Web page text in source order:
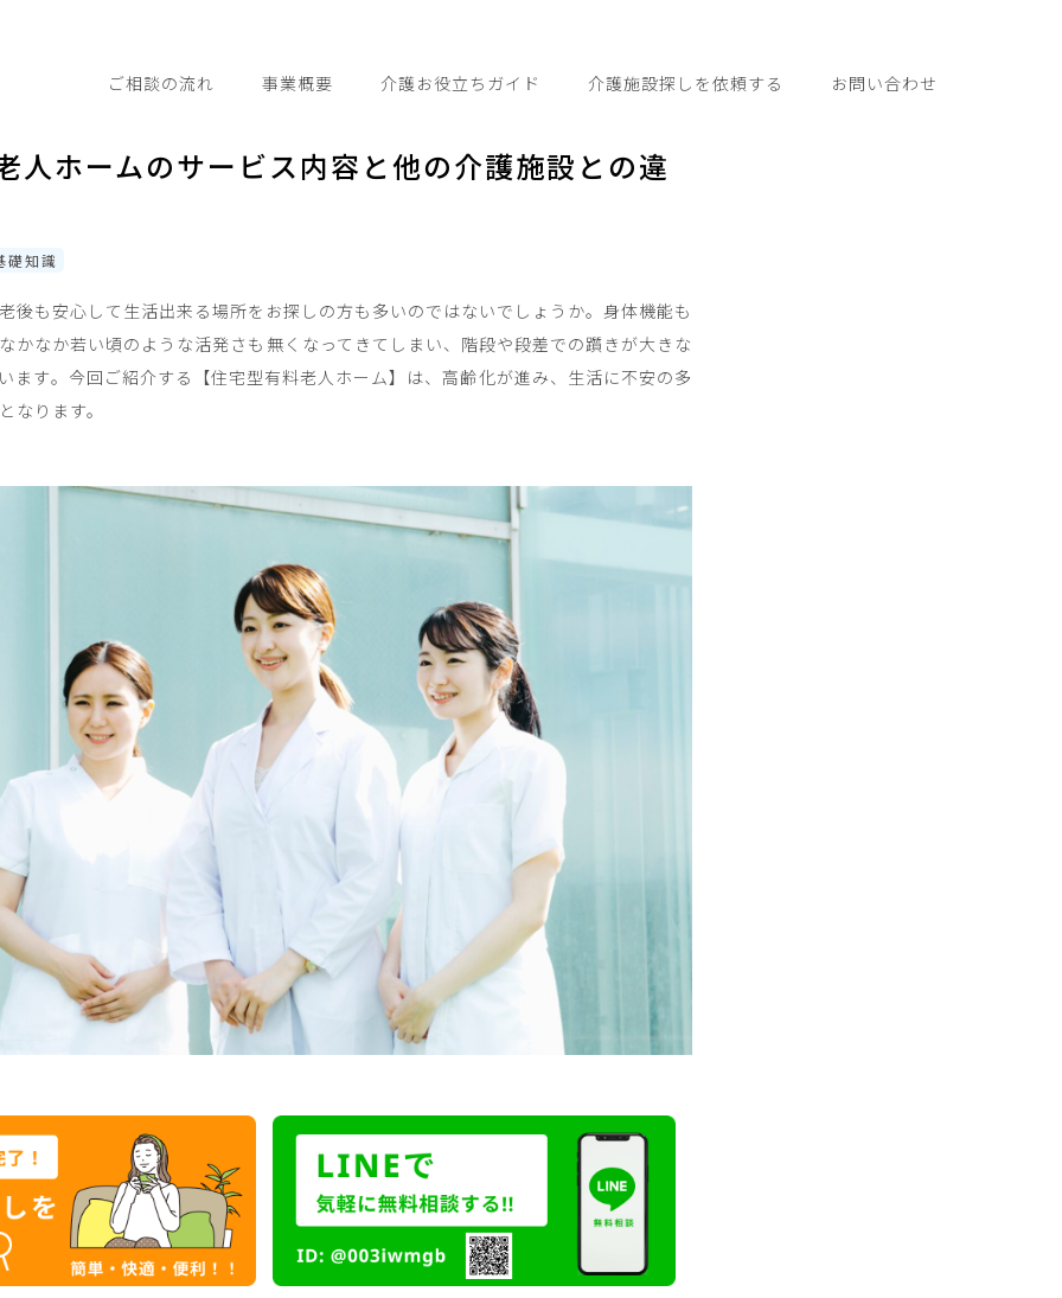
ご相談の流れ 事業概要 介護お役立ちガイド 介護施設探しを依頼する お問い合わせ
人ホームのサービス内容と他の介護施設との違
礎知識
後も安心して生活出来る場所をお探しの方も多いのではないでしょうか。身体機能も
かなか若い頃のような活発さも無くなってきてしまい、階段や段差での躓きが大きな
ます。今回ご紹介する【住宅型有料老人ホーム】は、高齢化が進み、生活に不安の多
なります。